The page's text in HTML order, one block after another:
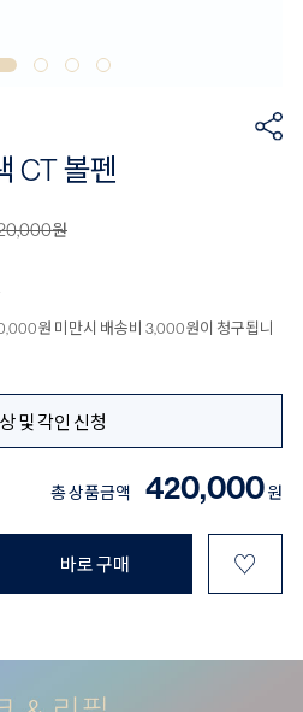
CT 볼펜
원
원 미만시 배송비 3,000원이 청구됩니
및 각인 신청
총 상품금액 420,000원
바로 구매 ♡